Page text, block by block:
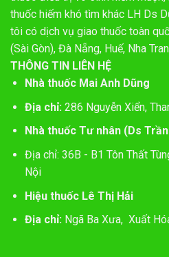
thuốc hiếm khó tìm khác LH Ds
tôi có dịch vụ giao thuốc toàn
(Sài Gòn), Đà Nẵng, Huế, Nha
THÔNG TIN LIÊN HỆ
Nhà thuốc Mai Anh Dũng
Địa chỉ:286 Nguyễn Xiển,
Nhà thuốc Tư nhân (Ds
Địa chỉ: 36B - B1 Tôn Thất
Nội
Hiệu thuốc Lê Thị Hải
Địa chỉ: Ngã Ba Xưa, Xuất